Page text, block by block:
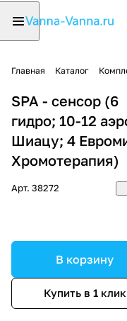
Главная Каталог
SPA - сенсор (6
гидро; 10-12
Шиацу; 4
Хромотерапия)
Арт. 38272
В корзину
Купить в 1 клик